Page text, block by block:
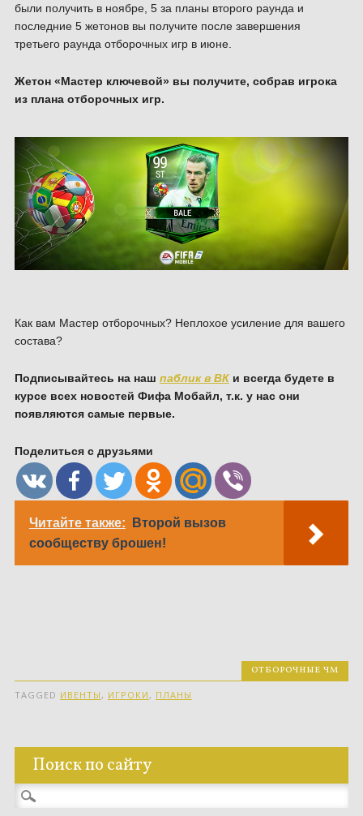
были получить в ноябре, 5 за планы второго раунда и
последние 5 жетонов вы получите после завершения
третьего раунда отборочных игр в июне.
Жетон «Мастер ключевой» вы получите, собрав игрока
из плана отборочных игр.
Как вам Мастер отборочных? Неплохое усиление для вашего
состава?
Подписывайтесь на наш паблик в ВК и всегда будете в
курсе всех новостей Фифа Мобайл, т.к. у нас они
появляются самые первые.
Поделиться с друзьями
Читайте также:
Второй вызов
сообществу брошен!
ОТБОРОЧНЫЕ ЧМ
TAGGED ИВЕНТЫ , ИГРОКИ , ПЛАНЫ
Поиск по сайту
Найти: